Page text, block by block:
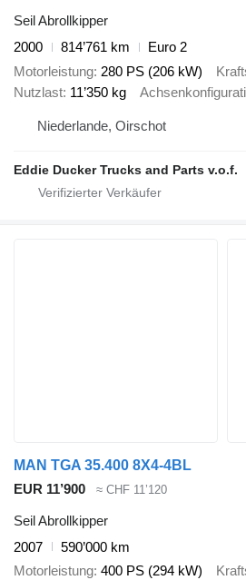
Seil Abrollkipper
2000
814’761 km
Euro 2
Motorleistung 280 PS (206 kW)
Nutzlast 11’350 kg
Niederlande, Oirschot
Eddie Ducker Trucks and Parts v.o.f.
MAN TGA 35.400 8X4-4BL
EUR 11’900
≈ CHF 11’120
Seil Abrollkipper
2007
590’000 km
Motorleistung 400 PS (294 kW)